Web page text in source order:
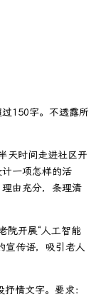
150字。不透露所
天时间走进社区开
一项怎样的活
由充分，条理清
院开展“人工智能
宣传语，吸引老人
情文字。要求：